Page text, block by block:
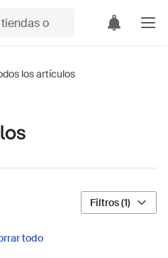
los artículos
Filtros (1)
todo